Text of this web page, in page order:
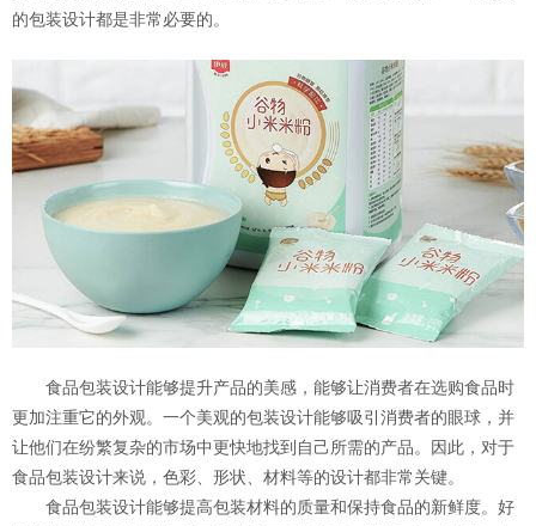
的包装设计都是非常必要的。
食品包装设计能够提升产品的美感，能够让消费者在选购食品时
更加注重它的外观。一个美观的包装设计能够吸引消费者的眼球，并
让他们在纷繁复杂的市场中更快地找到自己所需的产品。因此，对于
食品包装设计来说，色彩、形状、材料等的设计都非常关键。
食品包装设计能够提高包装材料的质量和保持食品的新鲜度。好